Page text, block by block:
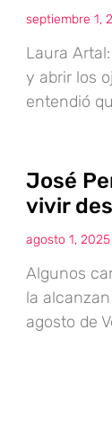
septiembre 1,
Laura
y abrir los
entendió
José
vivir
agosto 1, 2025
Algunos
la
agosto de